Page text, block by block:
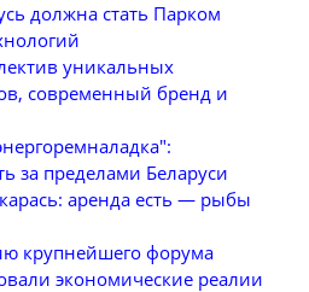
должна стать Парком
уникальных
современный бренд и
за пределами Беларуси
аренда есть — рыбы
крупнейшего форума
экономические реалии